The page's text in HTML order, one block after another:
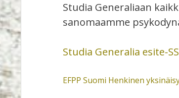
Studia Generaliaan
sanomaamme
Studia Generalia esite-
EFPP Suomi Henkinen